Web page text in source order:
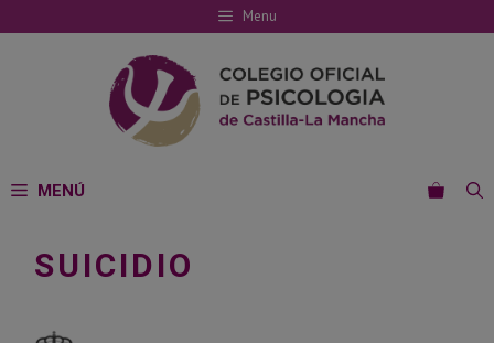
al
Menu
MENÚ
SUICIDIO